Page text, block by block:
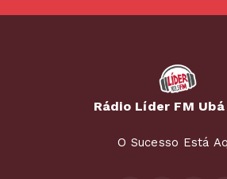
Rádio Líder FM Ubá
O Sucesso Está